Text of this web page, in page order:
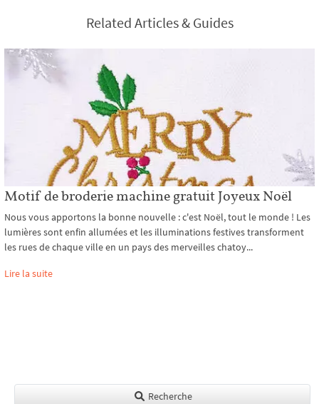
Related Articles & Guides
Motif de broderie machine gratuit Joyeux Noël
Nous vous apportons la bonne nouvelle : c'est Noël, tout le monde ! Les
lumières sont enfin allumées et les illuminations festives transforment
les rues de chaque ville en un pays des merveilles chatoy...
Lire la suite
Recherche